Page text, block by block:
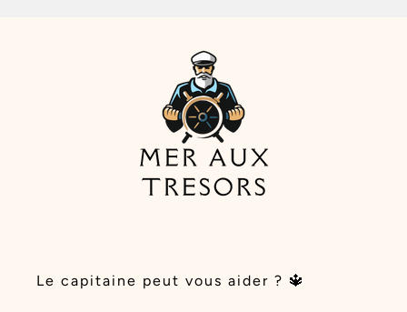
Le capitaine peut vous aider ? 🔱